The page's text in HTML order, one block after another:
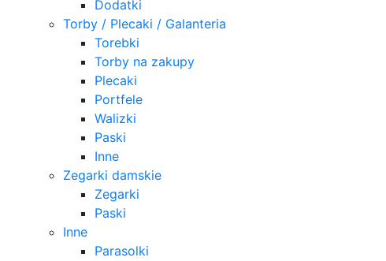
Dodatki
Torby / Plecaki / Galanteria
Torebki
Torby na zakupy
Plecaki
Portfele
Walizki
Paski
Inne
Zegarki damskie
Zegarki
Paski
Inne
Parasolki